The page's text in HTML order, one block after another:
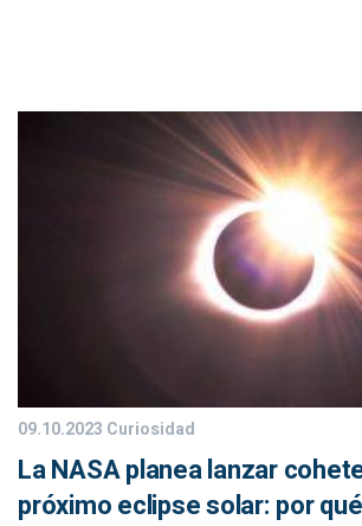
09.10.2023 Curiosidad
La NASA planea lanzar
próximo eclipse solar: por